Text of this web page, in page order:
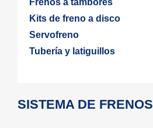
Frenos a tambores
Kits de freno a disco
Servofreno
Tubería y latiguillos
SISTEMA DE FRENOS